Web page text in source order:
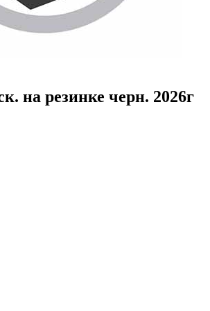
на резинке черн. 2026г